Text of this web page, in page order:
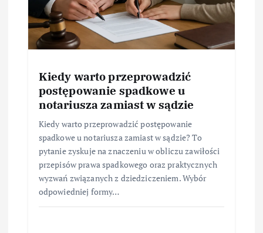
Kiedy warto przeprowadzić
postępowanie spadkowe u
notariusza zamiast w sądzie
Kiedy warto przeprowadzić postępowanie
spadkowe u notariusza zamiast w sądzie? To
pytanie zyskuje na znaczeniu w obliczu zawiłości
przepisów prawa spadkowego oraz praktycznych
wyzwań związanych z dziedziczeniem. Wybór
odpowiedniej formy…